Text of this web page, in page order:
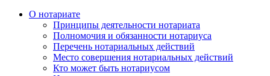
О нотариате
Принципы деятельности нотариата
Полномочия и обязанности нотариуса
Перечень нотариальных действий
Место совершения нотариальных действий
Кто может быть нотариусом